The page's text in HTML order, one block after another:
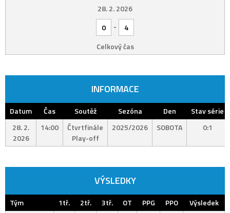
28. 2. 2026
0
-
4
Celkový čas
INFORMACE
Datum Čas Soutěž Sezóna Den
Stav série
28. 2.
2026
14:00
Čtvrtfinále
Play-off
2025/2026 SOBOTA 0:1
VÝSLEDKY
Tým 1tř. 2tř. 3tř. OT PPG PPO
Výsledek